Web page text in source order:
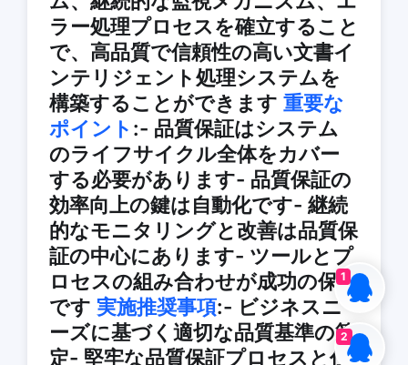
ラー処理プロセスを確立すること
で、高品質で信頼性の高い文書イ
ンテリジェント処理システムを
構築することができます 重要な
ポイント :- 品質保証はシステム
のライフサイクル全体をカバー
する必要があります- 品質保証の
効率向上の鍵は自動化です- 継続
的なモニタリングと改善は品質保
証の中心にあります- ツールとプ
ロセスの組み合わせが成功の保証
です 実施推奨事項:- ビジネスニ
ーズに基づく適切な品質基準の策
定- 堅牢な品質保証プロセスと仕
1
2